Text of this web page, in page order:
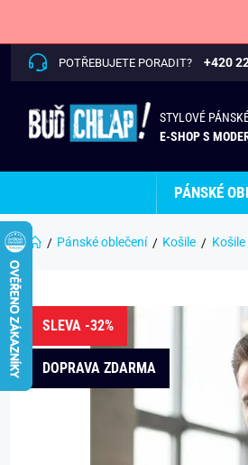
POTŘEBUJETE PORADIT? +420
STYLOVÉ
E-SHOP S
PÁNSKÉ
Pánské oblečení Košile
SLEVA -32%
DOPRAVA ZDARMA